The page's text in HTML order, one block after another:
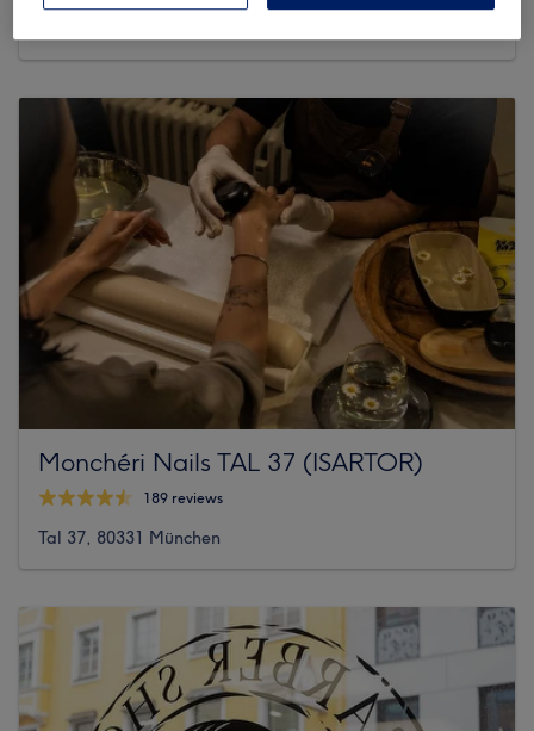
Monchéri Nails TAL 37 (ISARTOR)
189 reviews
Tal 37, 80331 München